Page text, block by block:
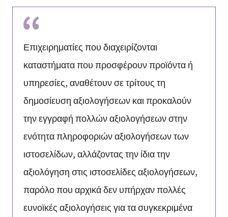
Επιχειρηματίες που διαχειρίζονται
καταστήματα που προσφέρουν προϊόντα ή
υπηρεσίες, αναθέτουν σε τρίτους τη
δημοσίευση αξιολογήσεων και προκαλούν
την εγγραφή πολλών αξιολογήσεων στην
ενότητα πληροφοριών αξιολογήσεων των
ιστοσελίδων, αλλάζοντας την ίδια την
αξιολόγηση στις ιστοσελίδες αξιολογήσεων,
παρόλο που αρχικά δεν υπήρχαν πολλές
ευνοϊκές αξιολογήσεις για τα συγκεκριμένα